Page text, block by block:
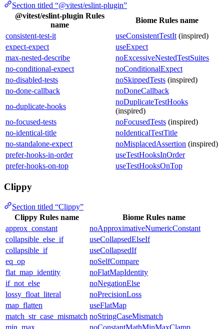
Section titled “@vitest/eslint-plugin”
@vitest/eslint-plugin Rules
name
Biome Rules name
consistent-test-it
useConsistentTestIt (inspired)
expect-expect
useExpect
max-nested-describe
noExcessiveNestedTestSuites
no-conditional-expect
noConditionalExpect
no-disabled-tests
noSkippedTests (inspired)
no-done-callback
noDoneCallback
no-duplicate-hooks
noDuplicateTestHooks
(inspired)
no-focused-tests
noFocusedTests (inspired)
no-identical-title
noIdenticalTestTitle
no-standalone-expect
noMisplacedAssertion (inspired)
prefer-hooks-in-order
useTestHooksInOrder
prefer-hooks-on-top
useTestHooksOnTop
Clippy
Section titled “Clippy”
Clippy Rules name
Biome Rules name
approx_constant
noApproximativeNumericConstant
collapsible_else_if
useCollapsedElseIf
collapsible_if
useCollapsedIf
eq_op
noSelfCompare
flat_map_identity
noFlatMapIdentity
if_not_else
noNegationElse
lossy_float_literal
noPrecisionLoss
map_flatten
useFlatMap
match_str_case_mismatch noStringCaseMismatch